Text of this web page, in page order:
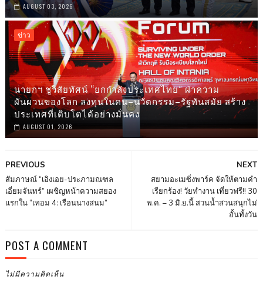
AUGUST 03, 2026
ข่าว
นายกฯ ชูวิสัยทัศน์ “ยกกำลังประเทศไทย” ฝ่าความ
ผันผวนของโลก ลงทุนในคน–นวัตกรรม–รัฐทันสมัย สร้าง
ประเทศที่เติบโตได้อย่างมั่นคง
AUGUST 01, 2026
NEXT
สยามอะเมซิ่งพาร์ค จัดให้ตามคำ
เรียกร้อง! วัยทำงาน เที่ยวฟรี!! 30
พ.ค. – 3 มิ.ย.นี้ สวนน้ำสวนสนุกไม่
อั้นทั้งวัน
PREVIOUS
สัมภาษณ์ “เอิงเอย-ประภามณฑล
เอี่ยมจันทร์” เผชิญหน้าความสยอง
แรกใน “เทอม 4: เรือนนางสนม”
POST A COMMENT
ไม่มีความคิดเห็น